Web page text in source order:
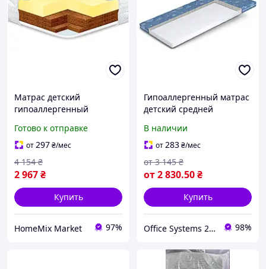
Матрас детский
гипоаллергенный
латекс Eurosleep HM-8028
Готово к отправке
от297₴/мес
2 967₴
4 154 ₴
Купить
HomeMix Market 97%
Гипоаллергенный матрас
детский средней
пенополиуретана для
детей 4-6 лет Simba
Симба Matro
В наличии
от283₴/мес
от2 830.50₴
от 3 145 ₴
Купить
Office Systems 24 - меблі для всіх! Україна! Підбираємо з любов'ю! 98%